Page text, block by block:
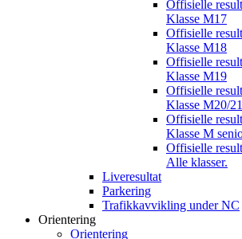
Offisielle
Klasse M17
Offisielle
Klasse M18
Offisielle
Klasse M19
Offisielle
Klasse M20/21
Offisielle
Klasse M
Offisielle
Alle klasser.
Liveresultat
Parkering
Trafikkavvikling under NC
Orientering
Orientering